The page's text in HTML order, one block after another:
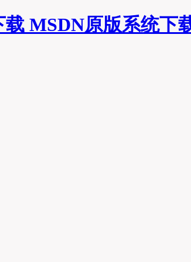
MSDN原版系统下